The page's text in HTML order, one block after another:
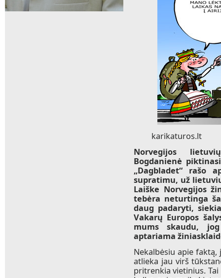
karikaturos.lt
Norvegijos
Bogdanienė
„Dagbladet“ rašo
supratimu, už
Laiške Norvegijos
tebėra neturtinga
daug padaryti,
Vakarų Europos
mums skaudu,
aptariama
Nekalbėsiu apie
atlieka jau virš
pritrenkia vietinius.